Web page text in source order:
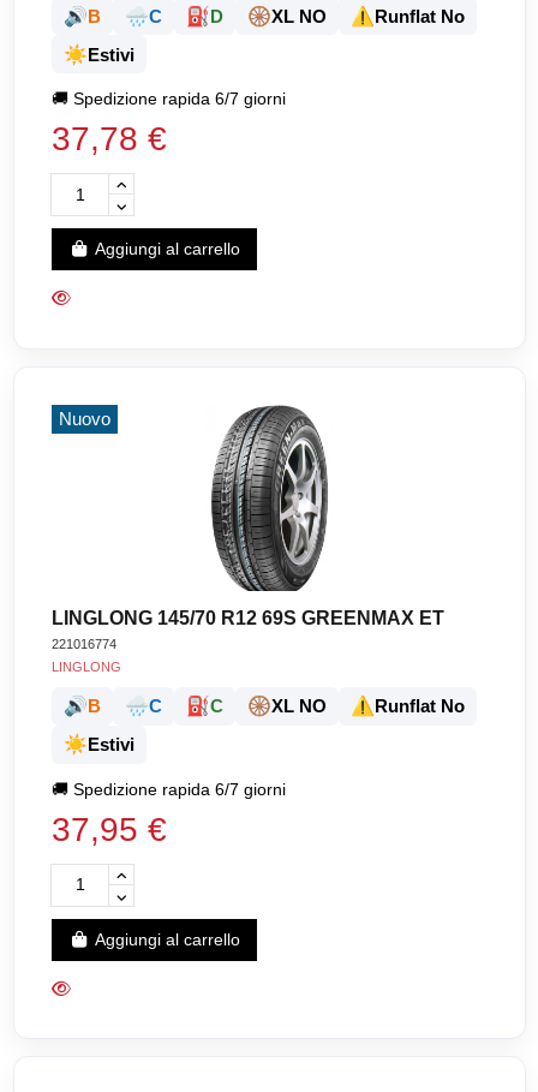
🔊B 🌧️C ⛽D 🛞XL NO ⚠️Runflat No
☀️Estivi
🚚Spedizione rapida 6/7 giorni
37,78 €
Aggiungi al carrello
Nuovo
LINGLONG 145/70 R12 69S GREENMAX ET
221016774
LINGLONG
🔊B 🌧️C ⛽C 🛞XL NO ⚠️Runflat No
☀️Estivi
🚚Spedizione rapida 6/7 giorni
37,95 €
Aggiungi al carrello